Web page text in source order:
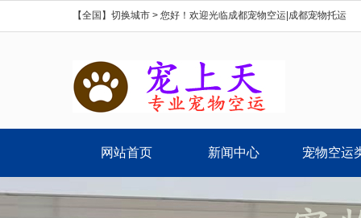
【全国】切换城市 > 您好！欢迎光临成都宠物空运|成都宠物托运
网站首页 新闻中心 宠物空运